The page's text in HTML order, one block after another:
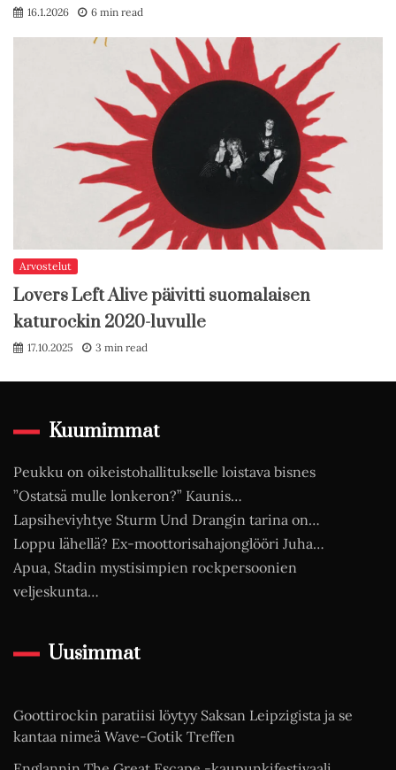
16.1.2026 6 min read
Arvostelut
Lovers Left Alive päivitti suomalaisen
katurockin 2020-luvulle
17.10.2025 3 min read
Kuumimmat
Peukku on oikeistohallitukselle loistava bisnes
”Ostatsä mulle lonkeron?” Kaunis…
Lapsiheviyhtye Sturm Und Drangin tarina on…
Loppu lähellä? Ex-moottorisahajonglööri Juha…
Apua, Stadin mystisimpien rockpersoonien
veljeskunta…
Uusimmat
Goottirockin paratiisi löytyy Saksan Leipzigista ja se
kantaa nimeä Wave-Gotik Treffen